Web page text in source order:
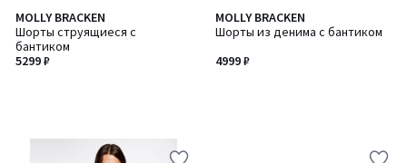
MOLLY BRACKEN
Шорты струящиеся с
бантиком
5299 ₽
MOLLY BRACKEN
Шорты из денима с бантиком
4999 ₽